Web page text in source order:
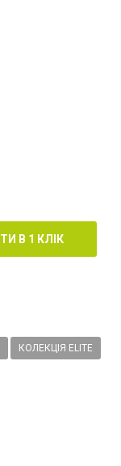
КОЛЕКЦІЯ ELITE